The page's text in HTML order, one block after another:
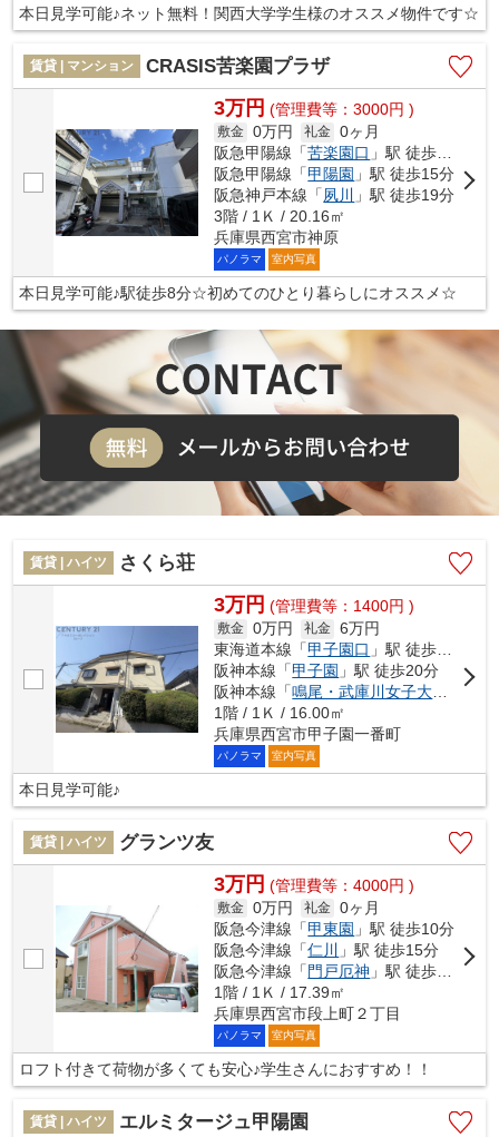
本日見学可能♪ネット無料！関西大学学生様のオススメ物件です☆
賃貸 | マンション CRASIS苦楽園プラザ
3万円 (管理費等：3000円 )
敷金 0万円 礼金 0ヶ月
阪急甲陽線「苦楽園口 」駅 徒歩8分
阪急甲陽線「甲陽園 」駅 徒歩15分
阪急神戸本線「夙川
」駅 徒歩19分
3階 / 1Ｋ / 20.16㎡
兵庫県西宮市神原
パノラマ 室内写真
本日見学可能♪駅徒歩8分☆初めてのひとり暮らしにオススメ☆
賃貸 | ハイツ さくら荘
3万円 (管理費等：1400円 )
敷金 0万円 礼金 6万円
東海道本線「甲子園口 」駅 徒歩11分
阪神本線「甲子園 」駅 徒歩20分
阪神本線「鳴尾・武庫川女子大前
」駅
1階 / 1Ｋ / 16.00㎡
兵庫県西宮市甲子園一番町
パノラマ 室内写真
本日見学可能♪
賃貸 | ハイツ グランツ友
3万円 (管理費等：4000円 )
敷金 0万円 礼金 0ヶ月
阪急今津線「甲東園 」駅 徒歩10分
阪急今津線「仁川
」駅 徒歩15分
阪急今津線「 門戸厄神 」駅 徒歩21分
1階 / 1Ｋ / 17.39㎡
兵庫県西宮市段上町２丁目
パノラマ 室内写真
ロフト付きて荷物が多くても安心♪学生さんにおすすめ！！
賃貸 | ハイツ エルミタージュ甲陽園